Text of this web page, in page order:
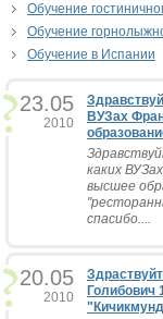
Обучение
Обучение
Обучение в Испании
23.05
2010
ВУЗах
каких
высшее
спасибо....
20.05
2010
Голибович